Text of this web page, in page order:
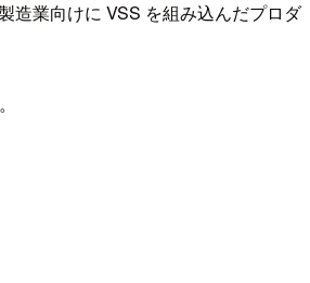
造業向けに VSS を組み込んだプロダ